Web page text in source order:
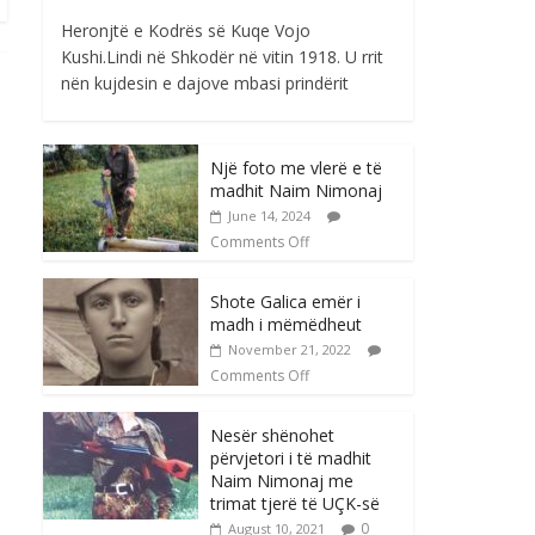
Heronjtë e Kodrës së Kuqe Vojo
Kushi.Lindi në Shkodër në vitin 1918. U rrit
nën kujdesin e dajove mbasi prindërit
Një foto me vlerë e të
madhit Naim Nimonaj
June 14, 2024
Comments Off
Shote Galica emër i
madh i mëmëdheut
November 21, 2022
Comments Off
Nesër shënohet
përvjetori i të madhit
Naim Nimonaj me
trimat tjerë të UÇK-së
August 10, 2021 0